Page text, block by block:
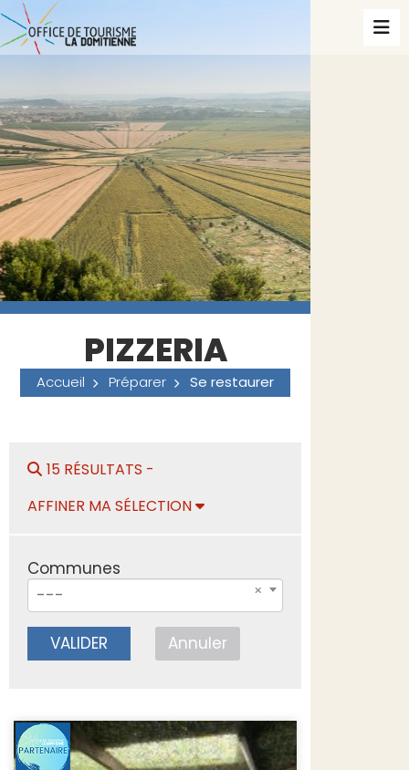
PIZZERIA
Accueil Préparer Se restaurer
15 RÉSULTATS -
AFFINER MA SÉLECTION
Communes
---
VALIDER Annuler